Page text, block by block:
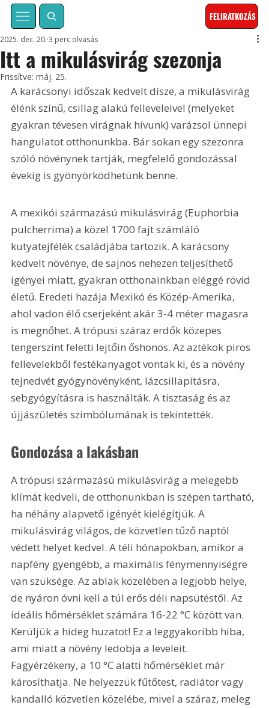
FELIRATKOZÁS
Itt a mikulásvirág szezonja
2025. dec. 20. 3 perc olvasás
Frissítve:máj. 25.
A karácsonyi időszak kedvelt dísze, a mikulásvirág
élénk színű, csillag alakú felleveleivel (melyeket
gyakran tévesen virágnak hívunk) varázsol ünnepi
hangulatot otthonunkba. Bár sokan egy szezonra
szóló növénynek tartják, megfelelő gondozással
évekig is gyönyörködhetünk benne.
A mexikói származású mikulásvirág (Euphorbia
pulcherrima) a közel 1700 fajt számláló
kutyatejfélék családjába tartozik. A karácsony
kedvelt növénye, de sajnos nehezen teljesíthető
igényei miatt, gyakran otthonainkban eléggé rövid
életű. Eredeti hazája Mexikó és Közép-Amerika,
ahol vadon élő cserjeként akár 3-4 méter magasra
is megnőhet. A trópusi száraz erdők közepes
tengerszint feletti lejtőin őshonos. Az aztékok piros
fellevelekből festékanyagot vontak ki, és a növény
tejnedvét gyógynövényként, lázcsillapításra,
sebgyógyításra is használták. A tisztaság és az
újjászületés szimbólumának is tekintették.
Gondozása a lakásban
A trópusi származású mikulásvirág a melegebb
klímát kedveli, de otthonunkban is szépen tartható,
ha néhány alapvető igényét kielégítjük. A
mikulásvirág világos, de közvetlen tűző naptól
védett helyet kedvel. A téli hónapokban, amikor a
napfény gyengébb, a maximális fénymennyiségre
van szüksége. Az ablak közelében a legjobb helye,
de nyáron óvni kell a túl erős déli napsütéstől. Az
ideális hőmérséklet számára 16-22 °C között van.
Kerüljük a hideg huzatot! Ez a leggyakoribb hiba,
ami miatt a növény ledobja a leveleit.
Fagyérzékeny, a 10 °C alatti hőmérséklet már
károsíthatja. Ne helyezzük fűtőtest, radiátor vagy
kandalló közvetlen közelébe, mivel a száraz, meleg